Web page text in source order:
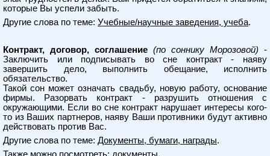
которые Вы успели забыть.
Другие слова по теме: Учебные/научные заведения, учеба.
Контракт, договор, соглашение (по соннику Морозовой) -
Заключить или подписывать во сне контракт - наяву
завершить дело, выполнить обещание, исполнить
обязательство.
Такой сон может означать свадьбу, новую работу, основание
фирмы. Разорвать контракт - разрушить отношения с
окружающими. Если во сне контракт нарушает интересы кого-
то из Ваших партнеров, наяву Ваши противники будут активно
действовать против Вас.
Другие слова по теме: Документы, бумаги, награды.